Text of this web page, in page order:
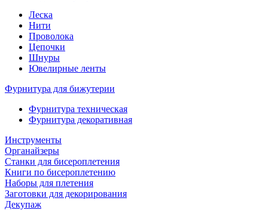
Леска
Нити
Проволока
Цепочки
Шнуры
Ювелирные ленты
Фурнитура для бижутерии
Фурнитура техническая
Фурнитура декоративная
Инструменты
Органайзеры
Станки для бисероплетения
Книги по бисероплетению
Наборы для плетения
Заготовки для декорирования
Декупаж